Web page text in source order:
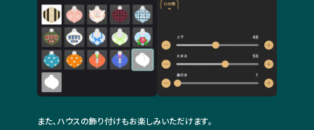
また、ハウスの飾り付けもお楽しみいただけます。